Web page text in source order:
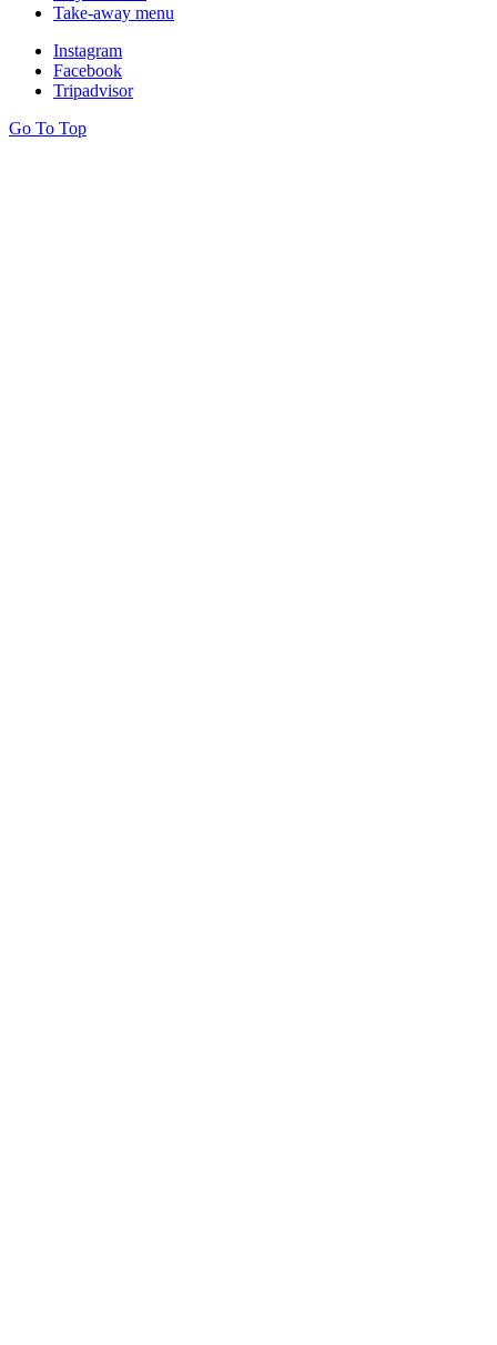
Take-away menu
Instagram
Facebook
Tripadvisor
Go To Top